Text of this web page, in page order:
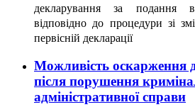
декларування за подання
відповідно до процедури зі
первісній декларації
Можливість оскарження
після порушення
адміністративної справи